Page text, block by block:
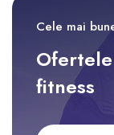
Cele mai
fitness